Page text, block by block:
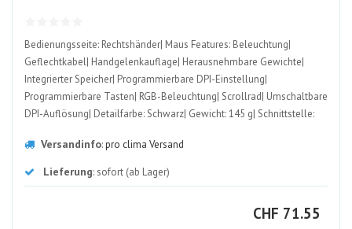
Bedienungsseite: Rechtshänder| Maus Features: Beleuchtung|
Geflechtkabel| Handgelenkauflage| Herausnehmbare Gewichte|
Integrierter Speicher| Programmierbare DPI-Einstellung|
Programmierbare Tasten| RGB-Beleuchtung| Scrollrad| Umschaltbare
DPI-Auflösung| Detailfarbe: Schwarz| Gewicht: 145 g| Schnittstelle:
Versandinfo:pro clima Versand
Lieferung: sofort (ab Lager)
CHF CHF
71.55